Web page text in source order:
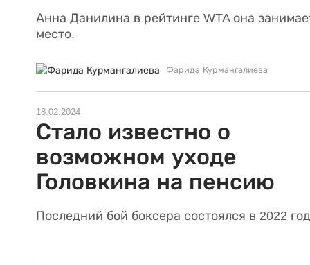
Анна Данилина в рейтинге WTA она
место.
Фарида Курмангалиева
18.02.2024
Стало известно о
возможном уходе
Головкина на пенсию
Последний бой боксера состоялся в 2022